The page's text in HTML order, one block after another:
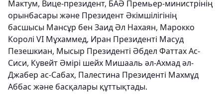
Мактум, Вице-президент, БАӘ Премьер-министрінің
орынбасары және Президент Әкімшілігінің
басшысы Мансұр бен Заид Әл Нахаян, Марокко
Королі VI Мұхаммед, Иран Президенті Масуд
Пезешкиан, Мысыр Президенті Әбдел Фаттах Ас-
Сиси, Кувейт Әмірі шейх Мишааль әл-Ахмад әл-
Джабер ас-Сабах, Палестина Президенті Махмұд
Аббас және басқалары құттықтады.